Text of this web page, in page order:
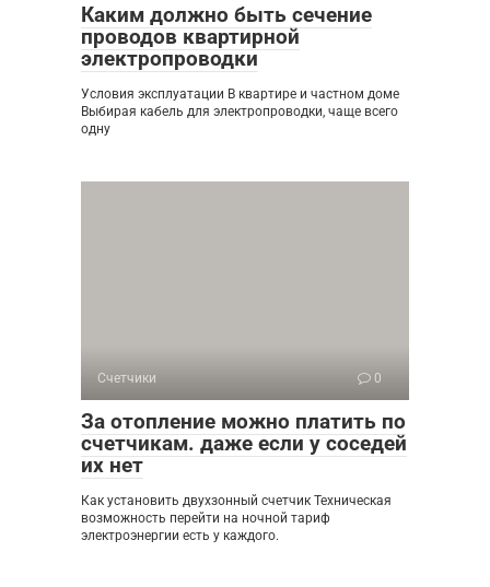
Каким должно быть сечение
проводов квартирной
электропроводки
Условия эксплуатации В квартире и частном доме
Выбирая кабель для электропроводки, чаще всего
одну
Счетчики 0
За отопление можно платить по
счетчикам. даже если у соседей
их нет
Как установить двухзонный счетчик Техническая
возможность перейти на ночной тариф
электроэнергии есть у каждого.